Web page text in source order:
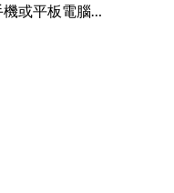
機或平板電腦